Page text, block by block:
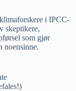
i IPCC-
skeptikere,
som gjør
noensinne.